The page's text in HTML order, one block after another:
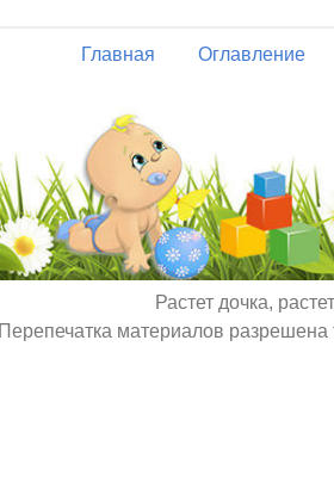
Главная Оглавление
Растет дочка,
Перепечатка материалов разрешена